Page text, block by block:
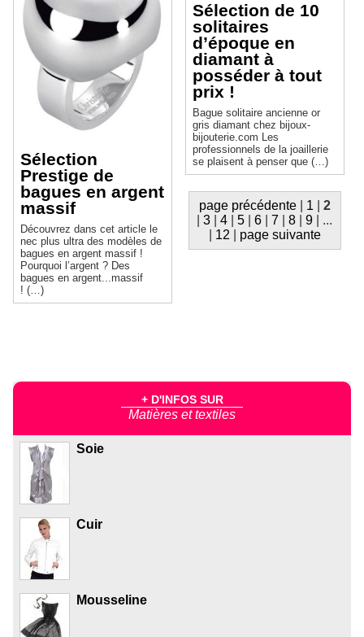
Sélection
Prestige de
bagues en argent
massif
Découvrez dans cet article le
nec plus ultra des modèles de
bagues en argent massif !
Pourquoi l’argent ? Des
bagues en argent...massif
! (…)
Sélection de 10
solitaires
d’époque en
diamant à
posséder à tout
prix !
Bague solitaire ancienne or
gris diamant chez bijoux-
bijouterie.com Les
professionnels de la joaillerie
se plaisent à penser que (…)
page précédente| 1
2
|3 |4 |5 |6 |7 |8 |9
...
12 page suivante
+ D'INFOS SUR
Matières et textiles
Soie
Cuir
Mousseline